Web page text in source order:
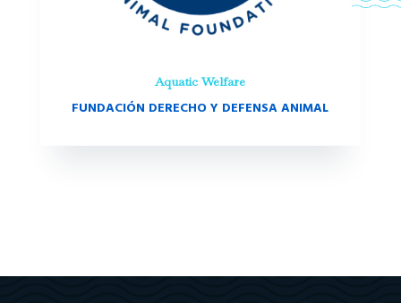
Aquatic Welfare
FUNDACIÓN DERECHO Y DEFENSA ANIMAL